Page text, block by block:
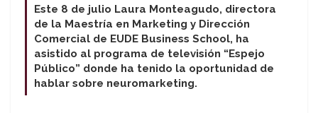
Este 8 de julio Laura Monteagudo, directora
de la Maestría en Marketing y Dirección
Comercial de EUDE Business School, ha
asistido al programa de televisión “Espejo
Público” donde ha tenido la oportunidad de
hablar sobre neuromarketing.